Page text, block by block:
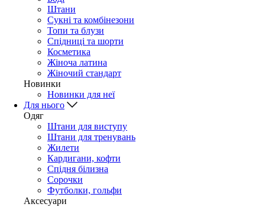
Штани
Сукні та комбінезони
Топи та блузи
Спідниці та шорти
Косметика
Жіноча латина
Жіночий стандарт
Новинки
Новинки для неї
Для нього
Одяг
Штани для виступу
Штани для тренувань
Жилети
Кардигани, кофти
Спідня білизна
Сорочки
Футболки, гольфи
Аксесуари